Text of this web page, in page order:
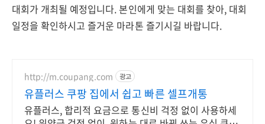
대회가 개최될 예정입니다. 본인에게 맞는 대회를 찾아, 대회
일정을 확인하시고 즐거운 마라톤 즐기시길 바랍니다.
http://m.coupang.com 광고
유플러스 쿠팡 집에서 쉽고 빠른 셀프개통
유플러스, 합리적 요금으로 통신비 걱정 없이 사용하세